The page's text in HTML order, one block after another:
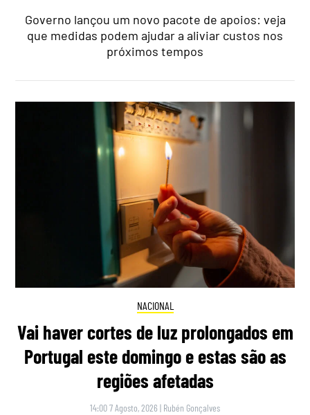
Governo lançou um novo pacote de apoios: veja
que medidas podem ajudar a aliviar custos nos
próximos tempos
NACIONAL
Vai haver cortes de luz prolongados em
Portugal este domingo e estas são as
regiões afetadas
14:00 7 Agosto, 2026 | Rubén Gonçalves